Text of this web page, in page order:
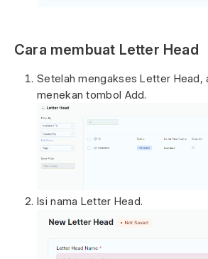
Cara membuat Letter Head
Setelah mengakses Letter Head,
menekan tombol Add.
Isi nama Letter Head.